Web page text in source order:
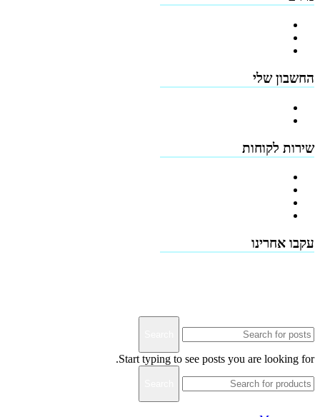
החשבון שלי
שירות לקוחות
עקבו אחרינו
Start typing to see posts you are looking for.